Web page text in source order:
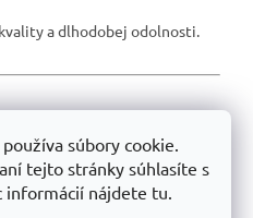
súbory cookie.
tejto stránky súhlasíte s
informácií nájdete tu.
a dlhodobej odolnosti.
regálmi na trhu:
regály Trestles 🏆